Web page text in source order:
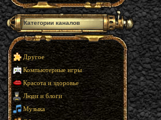
Категории каналов
Другое
Компьютерные игры
Красота и здоровье
Люди и блоги
Музыка